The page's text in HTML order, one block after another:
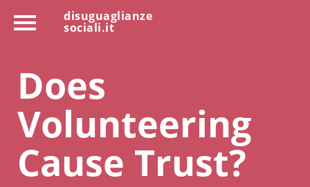
disuguaglianze
sociali.it
Does
Volunteering
Cause Trust?